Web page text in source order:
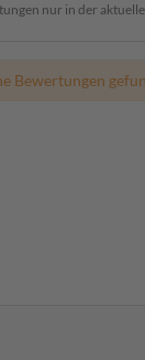
nur in der
Bewertungen